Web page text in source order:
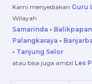
Kami menyediakan Guru
Wilayah
Samarinda • Balikpapan
Palangkaraya •
• Tanjung Selor
atau bisa juga ambil Les